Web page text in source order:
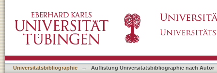
Universitätsbibliographie → Auflistung Universitätsbibliographie nach Autor